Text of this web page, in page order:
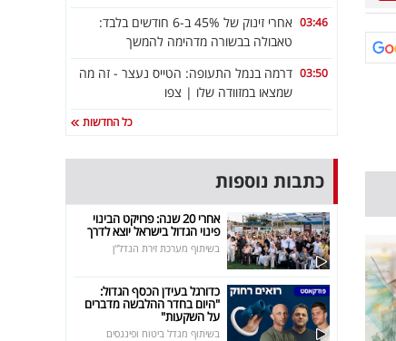
03:46
אחרי זינוק של 45% ב-6 חודשים בלבד:
טאבולה בבשורה מדהימה להמשך
03:50 דרמה בנמל התעופה: הטייס נעצר - זה מה
שמצאו במזוודה שלו | צפו
כל החדשות
כתבות נוספות
אחרי 20 שנה: פרויקט הבינוי
פינוי הגדול בישראל יוצא לדרך
בשיתוף מערכת זירת הנדל"ן
כדורגל בעידן הכסף הגדול:
"היום בחדר ההלבשה מדברים
על השקעות"
בשיתוף מגדל ביטוח ופיננסים